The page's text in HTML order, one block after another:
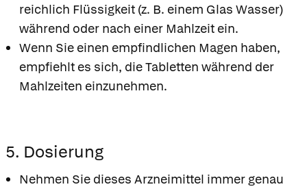
reichlich Flüssigkeit (z. B. einem Glas Wasser)
während oder nach einer Mahlzeit ein.
Wenn Sie einen empfindlichen Magen haben,
empfiehlt es sich, die Tabletten während der
Mahlzeiten einzunehmen.
5. Dosierung
Nehmen Sie dieses Arzneimittel immer genau